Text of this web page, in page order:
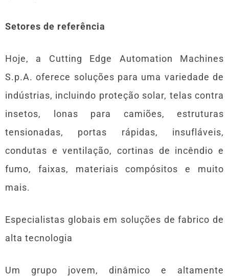
Setores de referência
Hoje, a Cutting Edge Automation Machines
S.p.A. oferece soluções para uma variedade de
indústrias, incluindo proteção solar, telas contra
insetos, lonas para camiões, estruturas
tensionadas, portas rápidas, insufláveis,
condutas e ventilação, cortinas de incêndio e
fumo, faixas, materiais compósitos e muito
mais.
Especialistas globais em soluções de fabrico de
alta tecnologia
Um grupo jovem, dinâmico e altamente